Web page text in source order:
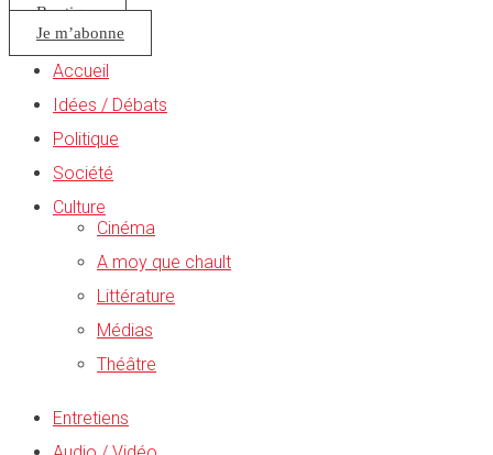
Boutique
Je m’abonne
Accueil
Idées / Débats
Politique
Société
Culture
Cinéma
A moy que chault
Littérature
Médias
Théâtre
Entretiens